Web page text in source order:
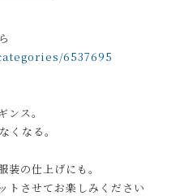
6537695
ス。
くなる。
の仕上げにも。
トさせてお楽しみください